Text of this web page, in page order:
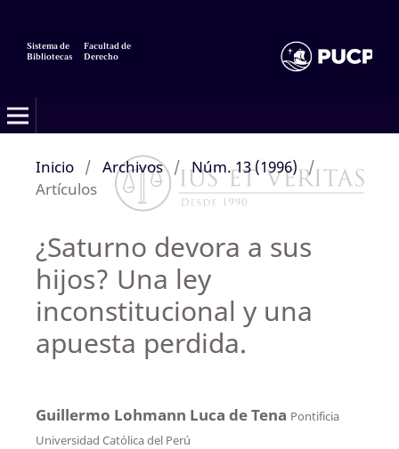
Sistema de
Bibliotecas
Facultad de
Derecho
Inicio / Archivos / Núm. 13 (1996) /
Artículos
¿Saturno devora a sus
hijos? Una ley
inconstitucional y una
apuesta perdida.
Guillermo Lohmann Luca de Tena Pontificia
Universidad Católica del Perú